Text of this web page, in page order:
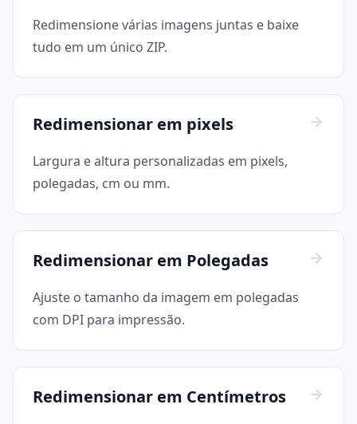
Redimensione várias imagens juntas e baixe
tudo em um único ZIP.
Redimensionar em pixels
Largura e altura personalizadas em pixels,
polegadas, cm ou mm.
Redimensionar em Polegadas
Ajuste o tamanho da imagem em polegadas
com DPI para impressão.
Redimensionar em Centímetros